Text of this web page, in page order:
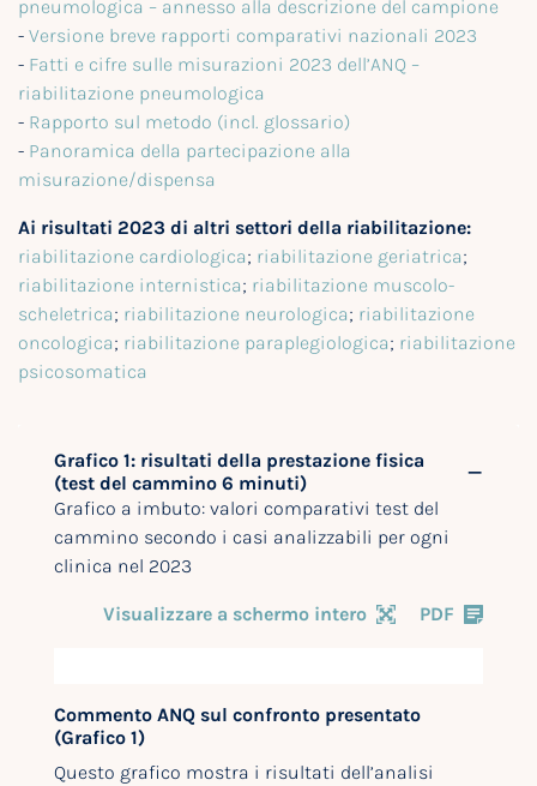
pneumologica – annesso alla descrizione del campione
- Versione breve rapporti comparativi nazionali 2023
- Fatti e cifre sulle misurazioni 2023 dell’ANQ –
riabilitazione pneumologica
- Rapporto sul metodo (incl. glossario)
- Panoramica della partecipazione alla
misurazione/dispensa
Ai risultati 2023 di altri settori della riabilitazione:
riabilitazione cardiologica; riabilitazione geriatrica;
riabilitazione internistica; riabilitazione muscolo-
scheletrica; riabilitazione neurologica; riabilitazione
oncologica; riabilitazione paraplegiologica; riabilitazione
psicosomatica
Grafico 1: risultati della prestazione fisica
(test del cammino 6 minuti)
Grafico a imbuto: valori comparativi test del
cammino secondo i casi analizzabili per ogni
clinica nel 2023
Visualizzare a schermo intero PDF
Commento ANQ sul confronto presentato
(Grafico 1)
Questo grafico mostra i risultati dell’analisi